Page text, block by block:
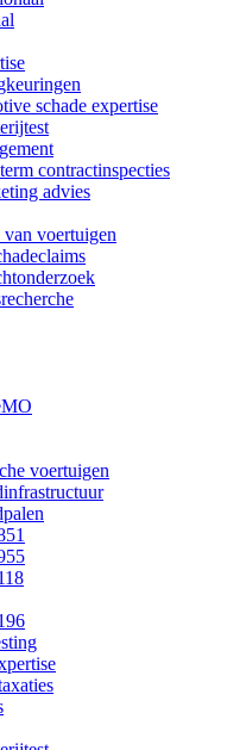
schade expertise
contractinspecties
advies
voertuigen
voertuigen